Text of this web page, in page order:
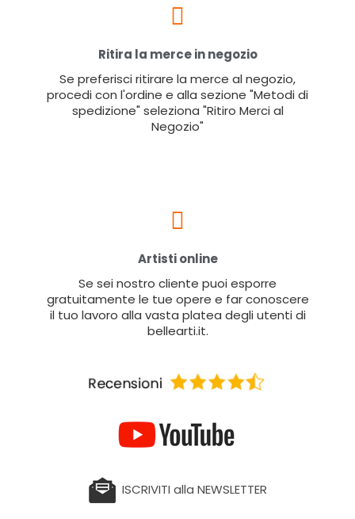
Ritira la merce in negozio
Se preferisci ritirare la merce al negozio,
procedi con l'ordine e alla sezione "Metodi di
spedizione" seleziona "Ritiro Merci al
Negozio"
Artisti online
Se sei nostro cliente puoi esporre
gratuitamente le tue opere e far conoscere
il tuo lavoro alla vasta platea degli utenti di
bellearti.it.
ISCRIVITI alla NEWSLETTER